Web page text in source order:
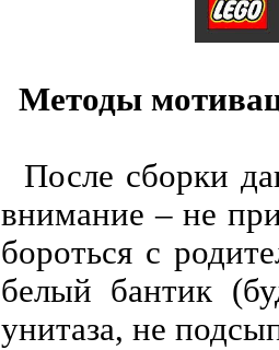
Методы
После сборки
внимание – не
бороться с
белый бантик
унитаза, не